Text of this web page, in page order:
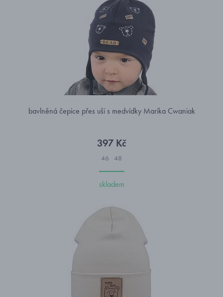
bavlněná čepice přes uši s medvídky Marika Cwaniak
397 Kč
46 48
skladem